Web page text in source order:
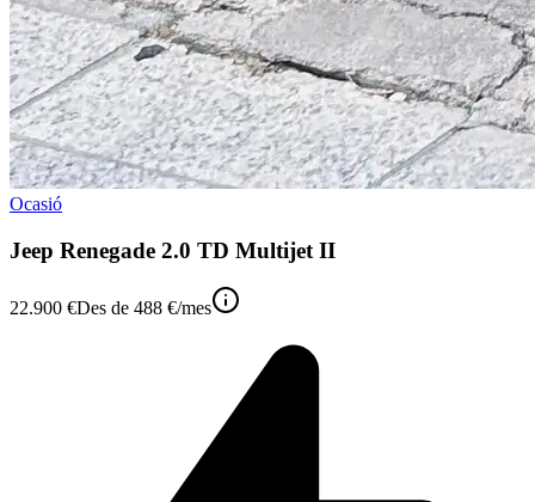
Ocasió
Jeep Renegade 2.0 TD Multijet II
22.900 €Des de 488 €/mes